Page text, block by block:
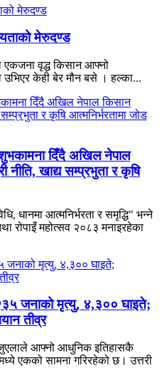
मेरुदण्ड
एकजना वृद्ध किसान आफ्नो
केही बेर मौन बसे । हल्का...
दिँदै अखिल नेपाल
खाद्य सम्प्रभुता र कृषि
धानमा आत्मनिर्भरता र समृद्धि" भन्ने
रोपाइँ महोत्सव २०८३ मनाइरहेका
जनाको मृत्यु, ४,३०० घाइते;
तीव्र
आफ्नो आधुनिक इतिहासकै
एकको सामना गरिरहेको छ। उत्तरी